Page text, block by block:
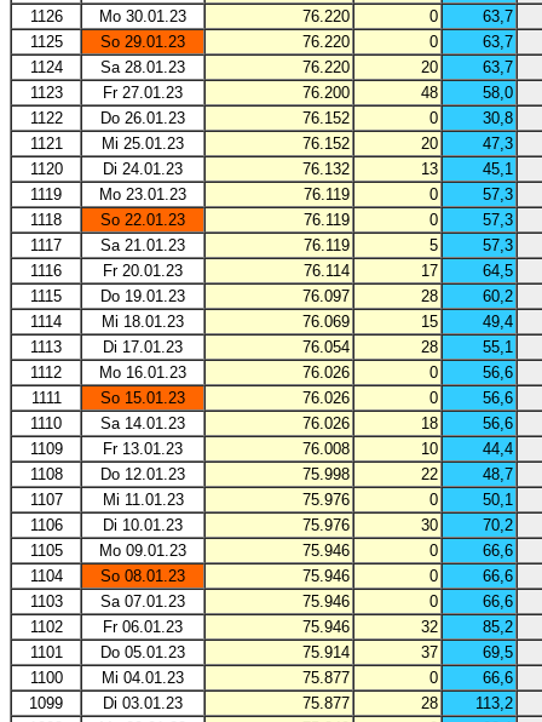
1126
Mo 30.01.23 76.220 0
63,7
1125
So 29.01.23 76.220 0
63,7
1124
Sa 28.01.23 76.220 20
63,7
1123
Fr 27.01.23 76.200 48
58,0
1122
Do 26.01.23 76.152 0
30,8
1121
Mi 25.01.23 76.152 20
47,3
1120
Di 24.01.23 76.132 13
45,1
1119
Mo 23.01.23 76.119 0
57,3
1118
So 22.01.23 76.119 0
57,3
1117
Sa 21.01.23 76.119 5
57,3
1116
Fr 20.01.23 76.114 17
64,5
1115
Do 19.01.23 76.097 28
60,2
1114
Mi 18.01.23 76.069 15
49,4
1113
Di 17.01.23 76.054 28
55,1
1112
Mo 16.01.23 76.026 0
56,6
1111
So 15.01.23 76.026 0
56,6
1110
Sa 14.01.23 76.026 18
56,6
1109
Fr 13.01.23 76.008 10
44,4
1108
Do 12.01.23 75.998 22
48,7
1107
Mi 11.01.23 75.976 0
50,1
1106
Di 10.01.23 75.976 30
70,2
1105
Mo 09.01.23 75.946 0
66,6
1104
So 08.01.23 75.946 0
66,6
1103
Sa 07.01.23 75.946 0
66,6
1102
Fr 06.01.23 75.946 32
85,2
1101
Do 05.01.23 75.914 37
69,5
1100
Mi 04.01.23 75.877 0
66,6
1099
Di 03.01.23 75.877 28
113,2